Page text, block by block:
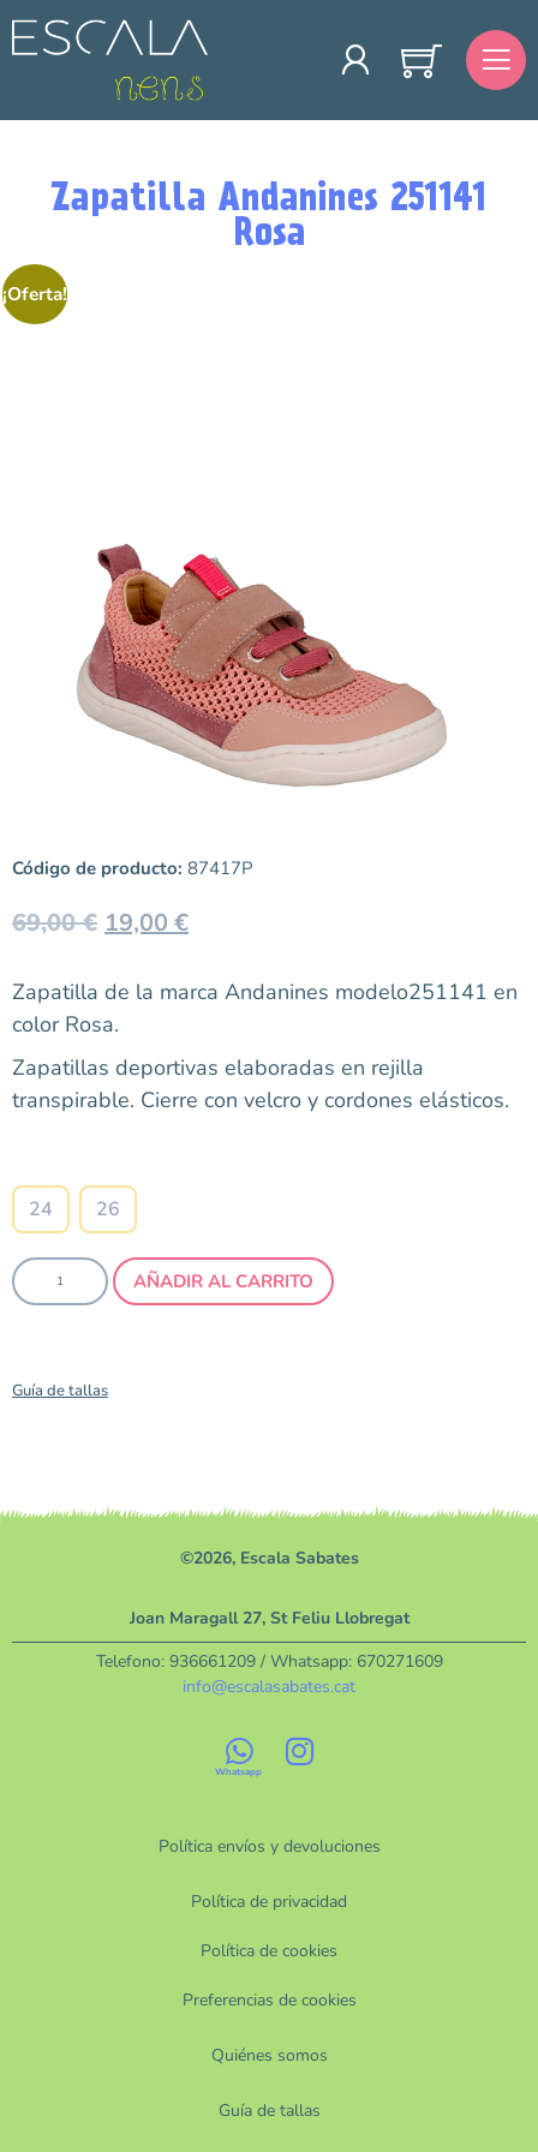
Zapatilla Andanines 251141
Rosa
¡Oferta!
Código de producto: 87417P
69,00€ 19,00 €
Zapatilla de la marca Andanines modelo251141 en
color Rosa.
Zapatillas deportivas elaboradas en rejilla
transpirable. Cierre con velcro y cordones elásticos.
24 26
AÑADIR AL CARRITO
Guía de tallas
©2026, Escala Sabates
Política envíos y devoluciones
Política de privacidad
Política de cookies
Preferencias de cookies
Quiénes somos
Guía de tallas
Joan Maragall 27, St Feliu Llobregat
Telefono: 936661209/ Whatsapp: 670271609
info@escalasabates.cat